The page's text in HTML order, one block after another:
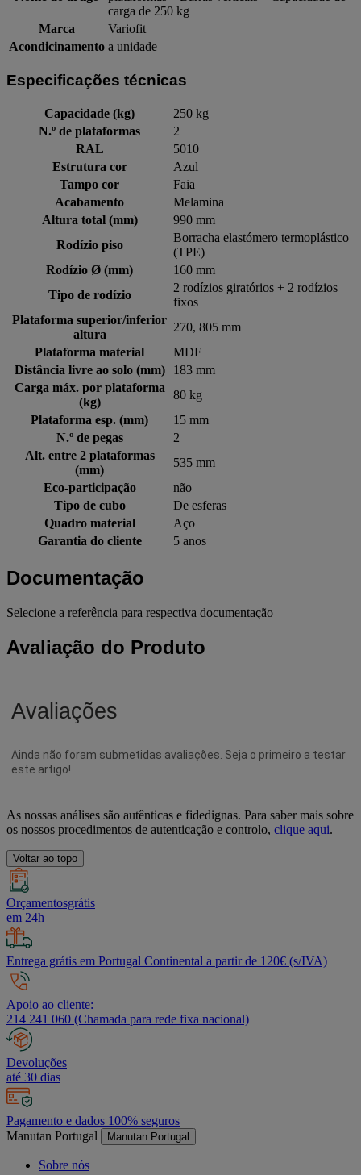
carga de 250 kg
Marca
Variofit
Acondicinamento a unidade
Especificações técnicas
Capacidade (kg)
250 kg
N.º de plataformas
2
RAL
5010
Estrutura cor
Azul
Tampo cor
Faia
Acabamento
Melamina
Altura total (mm)
990 mm
Rodízio piso
Borracha elastómero termoplástico
(TPE)
Rodízio Ø (mm)
160 mm
Tipo de rodízio
2 rodízios giratórios + 2 rodízios
fixos
Plataforma superior/inferior
altura
270, 805 mm
Plataforma material
MDF
Distância livre ao solo (mm)
183 mm
Carga máx. por plataforma
(kg)
80 kg
Plataforma esp. (mm)
15 mm
N.º de pegas
2
Alt. entre 2 plataformas
(mm)
535 mm
Eco-participação
não
Tipo de cubo
De esferas
Quadro material
Aço
Garantia do cliente
5 anos
Documentação
Selecione a referência para respectiva documentação
Avaliação do Produto
As nossas análises são autênticas e fidedignas. Para saber mais sobre
os nossos procedimentos de autenticação e controlo, clique aqui.
Voltar ao topo
Orçamentosgrátis
em 24h
Entrega grátis em Portugal Continental a partir de 120€ (s/IVA)
Apoio ao cliente:
214 241 060 (Chamada para rede fixa nacional)
Devoluções
até 30 dias
Pagamento e dados 100% seguros
Manutan Portugal
Manutan Portugal
Sobre nós